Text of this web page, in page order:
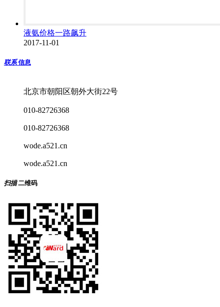
液氨价格一路飙升
2017-11-01
联系信息
北京市朝阳区朝外大街22号
010-82726368
010-82726368
wode.a521.cn
wode.a521.cn
扫描二维码